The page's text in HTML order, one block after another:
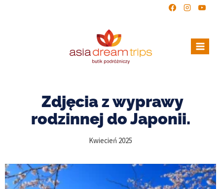
Zdjęcia z wyprawy
rodzinnej do Japonii.
Kwiecień 2025